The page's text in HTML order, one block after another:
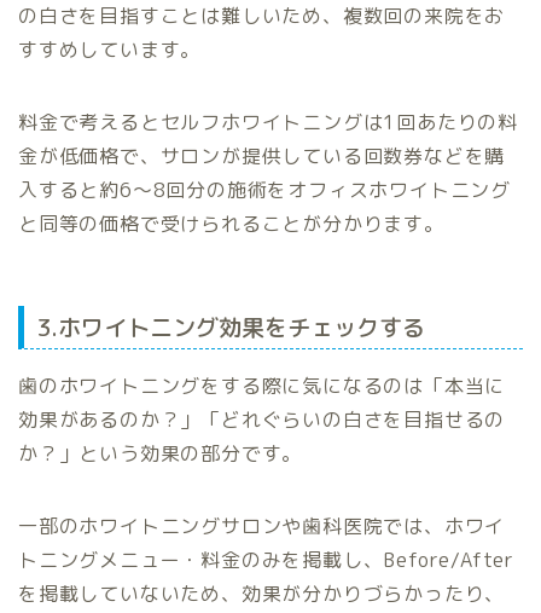
の白さを目指すことは難しいため、複数回の来院をお
すすめしています。
料金で考えるとセルフホワイトニングは1回あたりの料
金が低価格で、サロンが提供している回数券などを購
入すると約6〜8回分の施術をオフィスホワイトニング
と同等の価格で受けられることが分かります。
3.ホワイトニング効果をチェックする
歯のホワイトニングをする際に気になるのは「本当に
効果があるのか？」「どれぐらいの白さを目指せるの
か？」という効果の部分です。
一部のホワイトニングサロンや歯科医院では、ホワイ
トニングメニュー・料金のみを掲載し、Before/After
を掲載していないため、効果が分かりづらかったり、